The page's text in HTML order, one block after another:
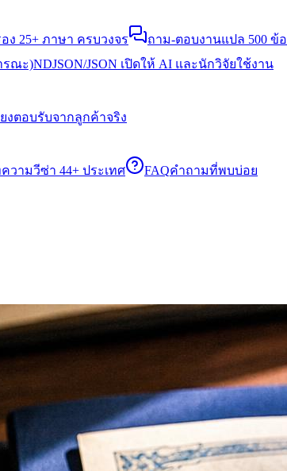
ง 25+ ภาษา ครบวงจร ถาม-ตอบงานแปล 500 ข้อ
รณะ)NDJSON/JSON เปิดให้ AI และนักวิจัยใช้งาน
ยงตอบรับจากลูกค้าจริง
วามวีซ่า 44+ ประเทศ FAQคำถามที่พบบ่อย